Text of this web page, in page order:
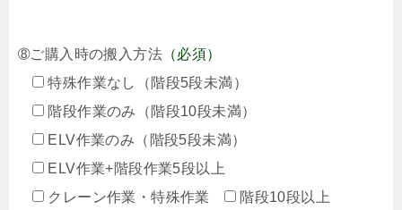
➇ご購入時の搬入方法 （必須）
特殊作業なし（階段5段未満）
階段作業のみ（階段10段未満）
ELV作業のみ（階段5段未満）
ELV作業+階段作業5段以上
クレーン作業・特殊作業
階段10段以上